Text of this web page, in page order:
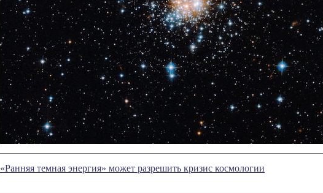
«Ранняя темная энергия» может разрешить кризис космологии